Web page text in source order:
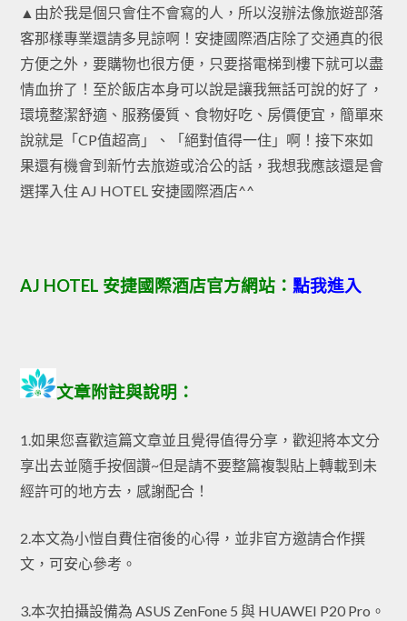
▲由於我是個只會住不會寫的人，所以沒辦法像旅遊部落
客那樣專業還請多見諒啊！安捷國際酒店除了交通真的很
方便之外，要購物也很方便，只要搭電梯到樓下就可以盡
情血拚了！至於飯店本身可以說是讓我無話可說的好了，
環境整潔舒適、服務優質、食物好吃、房價便宜，簡單來
說就是「CP值超高」、「絕對值得一住」啊！接下來如
果還有機會到新竹去旅遊或洽公的話，我想我應該還是會
選擇入住 AJ HOTEL 安捷國際酒店^^
AJ HOTEL 安捷國際酒店官方網站： 點我進入
文章附註與說明：
1.如果您喜歡這篇文章並且覺得值得分享，歡迎將本文分
享出去並隨手按個讚~但是請不要整篇複製貼上轉載到未
經許可的地方去，感謝配合！
2.本文為小愷自費住宿後的心得，並非官方邀請合作撰
文，可安心參考。
3.本次拍攝設備為 ASUS ZenFone 5 與 HUAWEI P20 Pro。